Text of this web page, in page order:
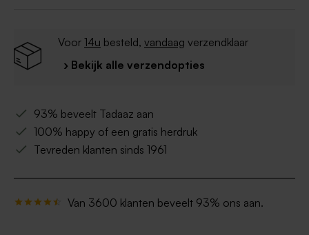
Voor 14u besteld, vandaag verzendklaar
› Bekijk alle verzendopties
93% beveelt Tadaaz aan
100% happy of een gratis herdruk
Tevreden klanten sinds 1961
Van 3600 klanten beveelt 93% ons aan.